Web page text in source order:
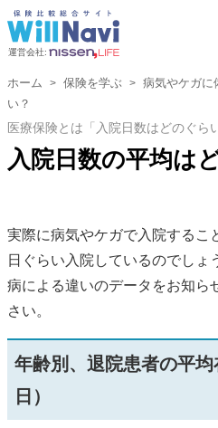
運営会社:
ホーム 保険を学ぶ 病気やケガに
い？
医療保険とは「入院日数はどのぐら
入院日数の平均は
実際に病気やケガで入院するこ
日ぐらい入院しているのでし
病による違いのデータをお知ら
さい。
年齢別、退院患者の平
日）